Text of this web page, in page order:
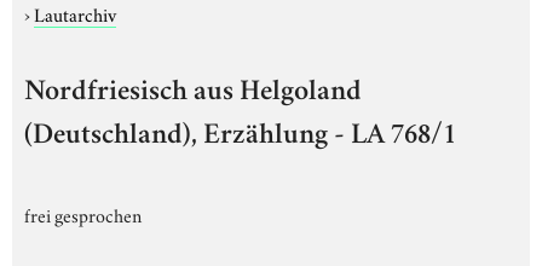
›Lautarchiv
Nordfriesisch aus Helgoland
(Deutschland), Erzählung - LA 768/1
frei gesprochen